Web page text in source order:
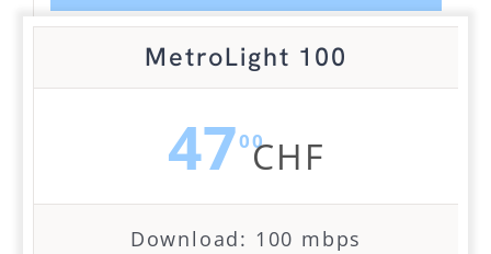
MetroLight 100
4700CHF
Download: 100 mbps